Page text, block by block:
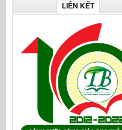
LIÊN KẾT